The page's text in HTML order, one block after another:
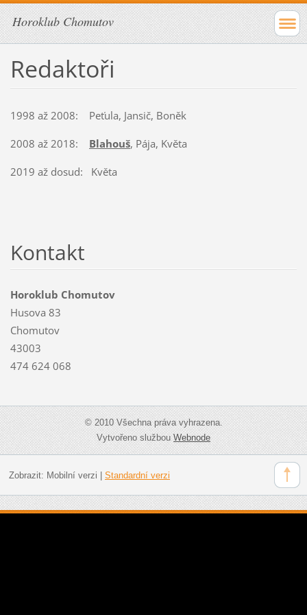
Horoklub Chomutov
Redaktoři
1998 až 2008: Peťula, Jansič, Boněk
2008 až 2018: Blahouš, Pája, Květa
2019 až dosud: Květa
Kontakt
Horoklub Chomutov
Husova 83
Chomutov
43003
474 624 068
© 2010 Všechna práva vyhrazena.
Vytvořeno službouWebnode
Zobrazit: Mobilní verzi Standardní verzi